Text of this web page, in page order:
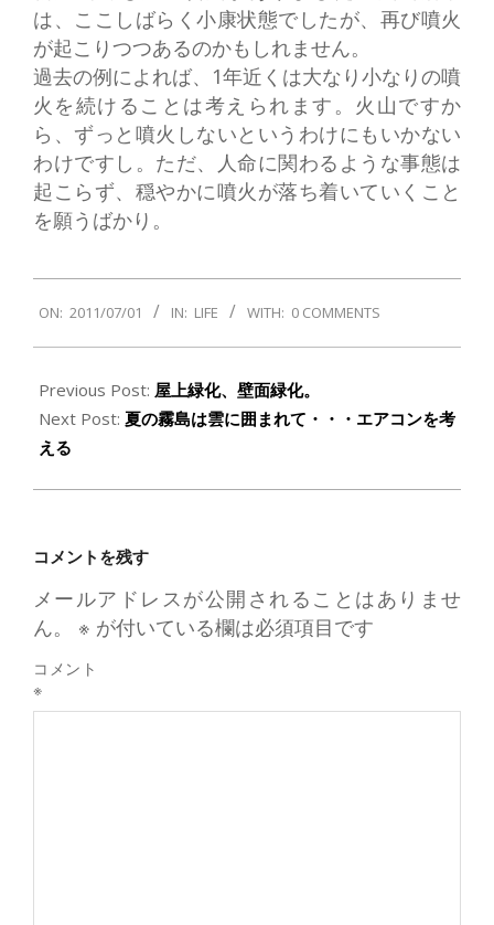
は、ここしばらく小康状態でしたが、再び噴火
が起こりつつあるのかもしれません。
過去の例によれば、1年近くは大なり小なりの噴
火を続けることは考えられます。火山ですか
ら、ずっと噴火しないというわけにもいかない
わけですし。ただ、人命に関わるような事態は
起こらず、穏やかに噴火が落ち着いていくこと
を願うばかり。
07-
01
ON: 2011/07/01 IN: LIFE WITH: 0 COMMENTS
Previous Post: 屋上緑化、壁面緑化。
Next Post: 夏の霧島は雲に囲まれて・・・エアコンを考
える
コメントを残す
メールアドレスが公開されることはありませ
ん。
※ が付いている欄は必須項目です
コメント
※